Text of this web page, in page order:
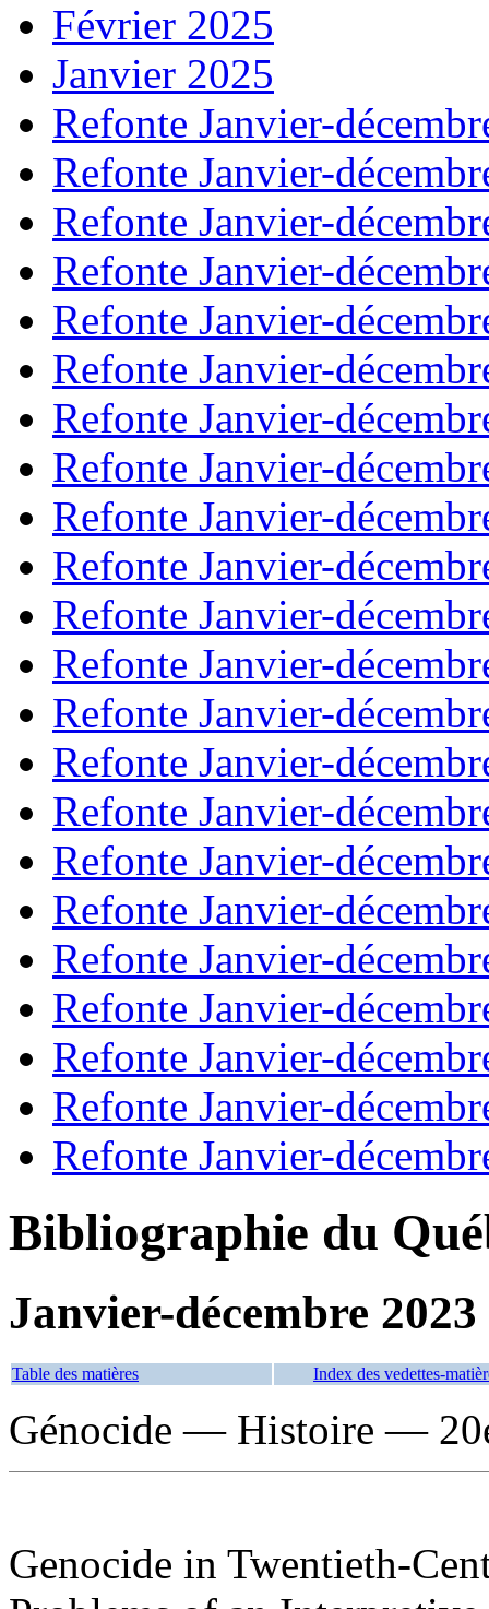
Février 2025
Janvier 2025
Refonte Janvier-
Refonte Janvier-
Refonte Janvier-
Refonte Janvier-
Refonte Janvier-
Refonte Janvier-
Refonte Janvier-
Refonte Janvier-
Refonte Janvier-
Refonte Janvier-
Refonte Janvier-
Refonte Janvier-
Refonte Janvier-
Refonte Janvier-
Refonte Janvier-
Refonte Janvier-
Refonte Janvier-
Refonte Janvier-
Refonte Janvier-
Refonte Janvier-
Refonte Janvier-
Refonte Janvier-
Bibliographie du
Janvier-décembre 2023
Table des matières Index des vedettes-
Génocide — Histoire —
Genocide in Twentieth-